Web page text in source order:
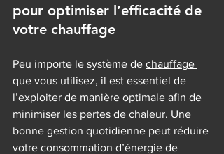
pour optimiser l’efficacité de
votre chauffage
Peu importe le système de chauffage
que vous utilisez, il est essentiel de
l’exploiter de manière optimale afin de
minimiser les pertes de chaleur. Une
bonne gestion quotidienne peut réduire
votre consommation d’énergie de